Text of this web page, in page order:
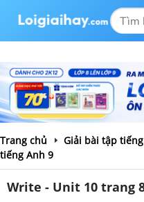
Trang chủ
Giải bài tập
tiếng Anh 9
Write - Unit 10 trang